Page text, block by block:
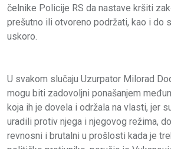
čelnike Policije RS da nastave kršiti
prešutno ili otvoreno podržati, kao i do
uskoro.
U svakom slučaju Uzurpator Milorad
mogu biti zadovoljni ponašanjem
koja ih je dovela i održala na vlasti, jer
uradili protiv njega i njegovog režima,
revnosni i brutalni u prošlosti kada je